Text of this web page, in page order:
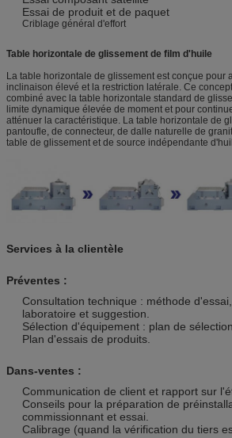
Essai de produit et de paquet
Criblage général d'effort
Table horizontale de glissement de film d'huile
La table horizontale de glissement est conçue pour
inclinaison élevé et la restriction latérale. Ce
combiné avec la table horizontale standard de
limite dynamique élevée de moment et pour
atténuer la caractéristique. La table horizontale de
pantoufle, de connecteur, de dalle naturelle de
table de glissement et de source indépendante
Services à la clientèle
Préventes :
Consultation technique : méthode
laboratoire et suggestion.
Sélection d'équipement : plan de
Plan d'essais de produits.
Dans-ventes :
Communication de client et rapport sur
Conseils pour la préparation de
commissionnant et essai.
Calibrage (quand la vérification du tiers